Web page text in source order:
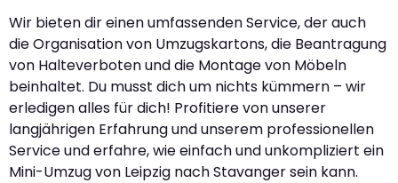
Wir bieten dir einen umfassenden Service, der auch
die Organisation von Umzugskartons, die Beantragung
von Halteverboten und die Montage von Möbeln
beinhaltet. Du musst dich um nichts kümmern – wir
erledigen alles für dich! Profitiere von unserer
langjährigen Erfahrung und unserem professionellen
Service und erfahre, wie einfach und unkompliziert ein
Mini-Umzug von Leipzig nach Stavanger sein kann.